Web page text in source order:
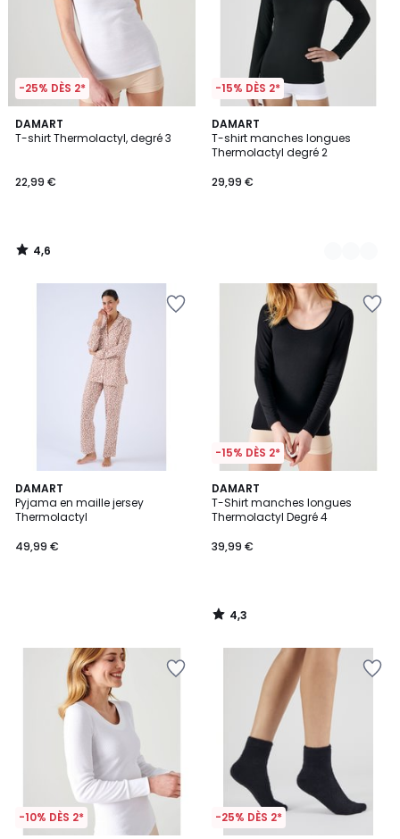
-25% DÈS 2*
DAMART
T-shirt Thermolactyl, degré 3
22,99 €
4,6
/ 5
4,6
/
-15% DÈS 2*
DAMART
T-shirt manches longues
Thermolactyl degré 2
29,99 €
2
Couleurs
DAMART
Pyjama en maille jersey
Thermolactyl
49,99 €
-15% DÈS 2*
DAMART
T-Shirt manches longues
Thermolactyl Degré 4
39,99 €
4,3
/ 5
4,3
/
-10% DÈS 2* -25% DÈS 2*